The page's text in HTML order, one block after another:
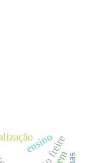
ensino